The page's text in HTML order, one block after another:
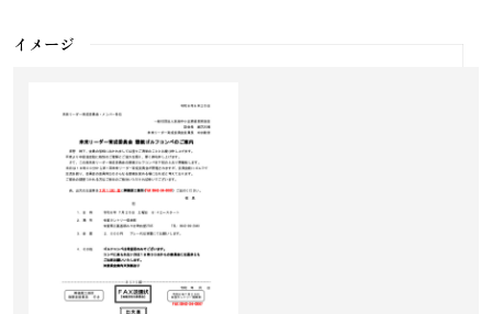
イメージ